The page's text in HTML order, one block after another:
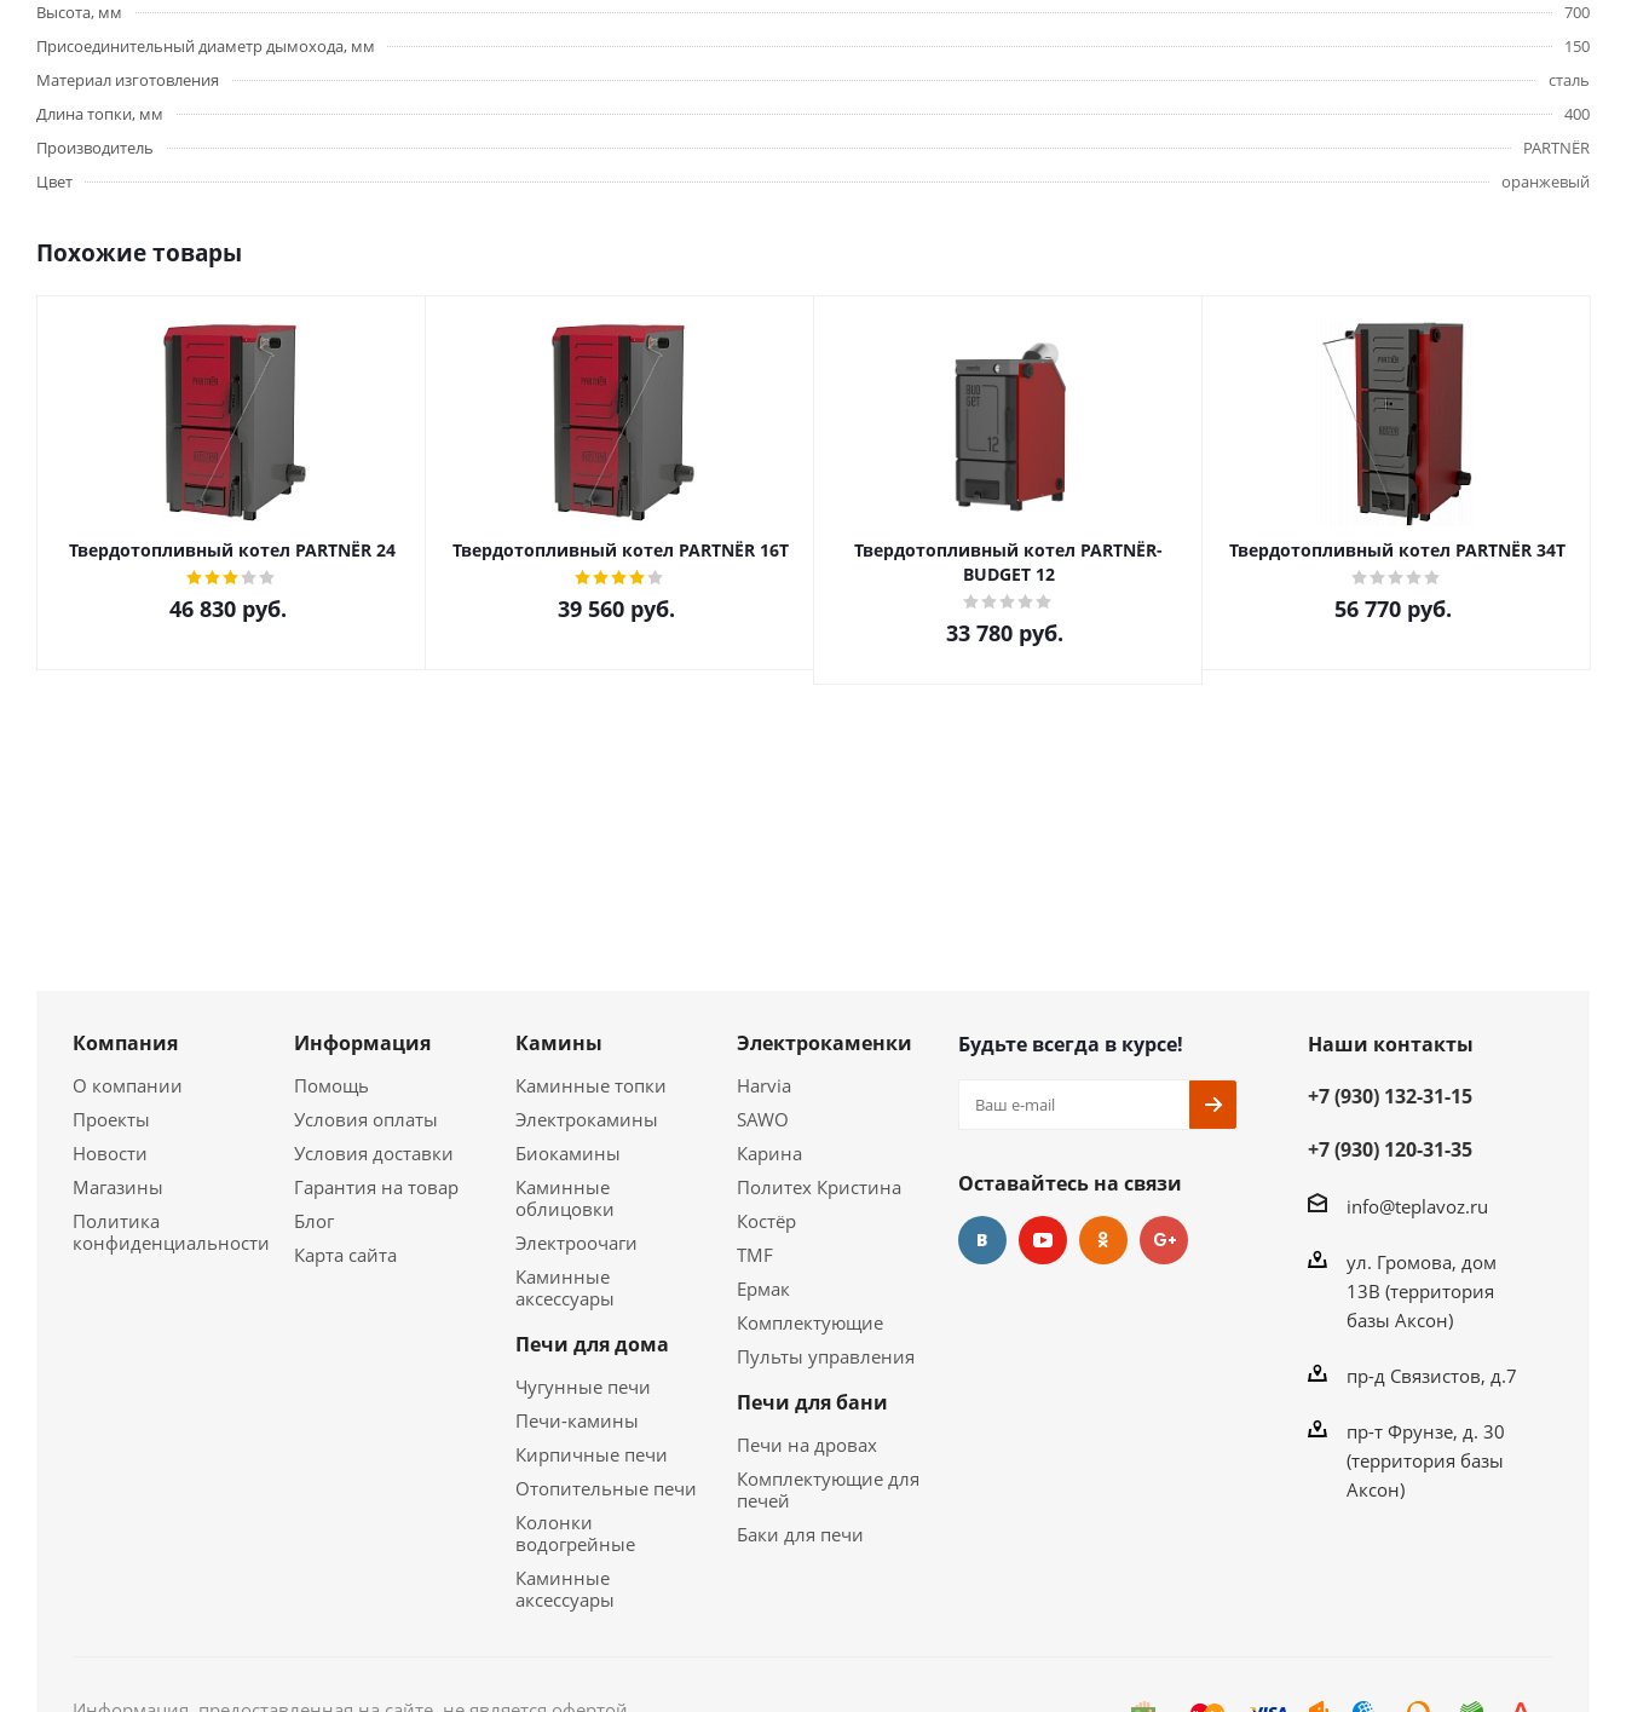
Высота, мм
700
Присоединительный диаметр дымохода, мм
150
Материал изготовления
сталь
Длина топки, мм
400
Производитель
PARTNЁR
Цвет
оранжевый
Похожие товары
Твердотопливный котел PARTNЁR 24
46 830руб.
Твердотопливный котел PARTNЁR 16Т
39 560руб.
Твердотопливный котел PARTNЁR-
BUDGET 12
33 780руб.
Твердотопливный котел PARTNЁR 34Т
56 770руб.
Компания
О компании
Проекты
Новости
Магазины
Политика
конфиденциальности
Информация
Помощь
Условия оплаты
Условия доставки
Гарантия на товар
Блог
Карта сайта
Камины
Каминные топки
Электрокамины
Биокамины
Каминные
облицовки
Электроочаги
Каминные
аксессуары
Печи для дома
Чугунные печи
Печи-камины
Кирпичные печи
Отопительные печи
Колонки
водогрейные
Каминные
аксессуары
Электрокаменки
Harvia
SAWO
Карина
Политех Кристина
Костёр
TMF
Ермак
Комплектующие
Пульты управления
Печи для бани
Печи на дровах
Комплектующие для
печей
Баки для печи
Будьте всегда в курсе!
Оставайтесь на связи
Наши контакты
+7 (930) 132-31-15
+7 (930) 120-31-35
info@teplavoz.ru
ул. Громова, дом
13В (территория
базы Аксон)
пр-д Связистов, д.7
пр-т Фрунзе, д. 30
(территория базы
Аксон)